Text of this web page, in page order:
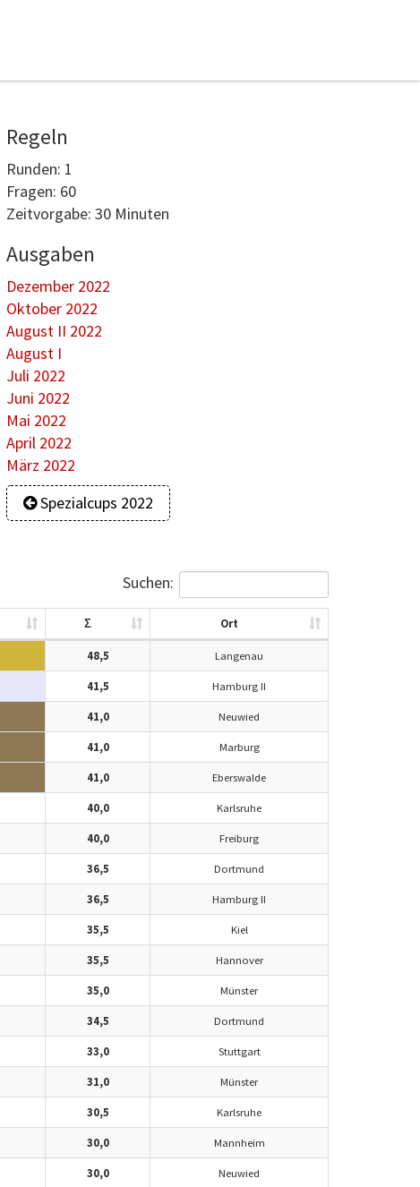
Regeln
Runden: 1
Fragen: 60
Zeitvorgabe: 30 Minuten
Ausgaben
Dezember 2022
Oktober 2022
August II 2022
August I
Juli 2022
Juni 2022
Mai 2022
April 2022
März 2022
Spezialcups 2022
Suchen:
Σ Ort
48,5 Langenau
41,5 Hamburg II
41,0 Neuwied
41,0 Marburg
41,0 Eberswalde
40,0 Karlsruhe
40,0 Freiburg
36,5 Dortmund
36,5 Hamburg II
35,5 Kiel
35,5 Hannover
35,0 Münster
34,5 Dortmund
33,0 Stuttgart
31,0 Münster
30,5 Karlsruhe
30,0 Mannheim
30,0 Neuwied